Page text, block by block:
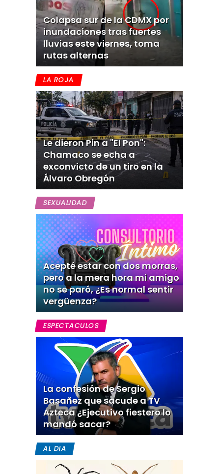
Colapsa sur de la CDMX por
inundaciones tras fuertes
lluvias este viernes, toma
rutas alternas
LA ROJA
Le dieron Pin a "El Pon":
Chamaco se echa a
exconvicto de un tiro en la
Álvaro Obregón
SEXUALIDAD
Acepté estar con dos morras,
pero a la mera hora mi amigo
no se paró, ¿Es normal sentir
vergüenza?
ESPECTACULOS
La confesión de Sergio
Basañez que sacude a TV
Azteca ¿Ejecutivo fiestero lo
mandó sacar?
AL DIA